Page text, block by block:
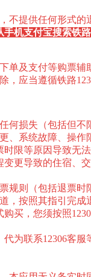
不提供任何形式
机支付宝搜索铁
单及支付等购票
应当遵循铁路
何损失（包括但不
、系统故障、操作
限等原因导致无
更导致的住宿、交
规则（包括退票时
，按照其指引完
买，您须按照
为联系12306客